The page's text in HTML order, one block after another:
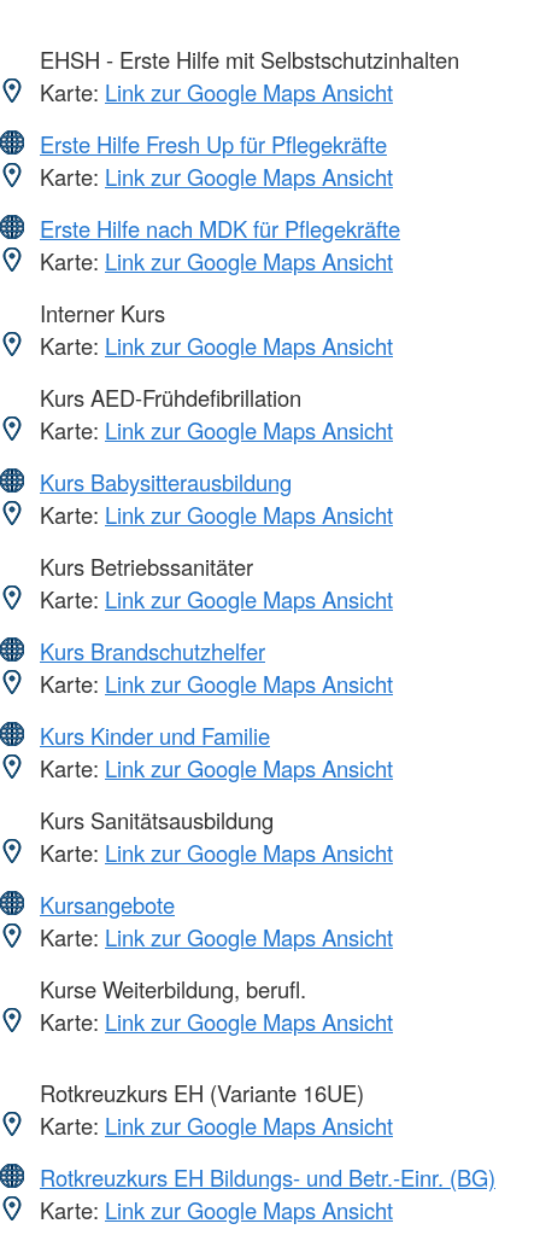
EHSH - Erste Hilfe mit Selbstschutzinhalten
Karte: Link zur Google Maps Ansicht
Erste Hilfe Fresh Up für Pflegekräfte
Karte: Link zur Google Maps Ansicht
Erste Hilfe nach MDK für Pflegekräfte
Karte: Link zur Google Maps Ansicht
Interner Kurs
Karte: Link zur Google Maps Ansicht
Kurs AED-Frühdefibrillation
Karte: Link zur Google Maps Ansicht
Kurs Babysitterausbildung
Karte: Link zur Google Maps Ansicht
Kurs Betriebssanitäter
Karte: Link zur Google Maps Ansicht
Kurs Brandschutzhelfer
Karte: Link zur Google Maps Ansicht
Kurs Kinder und Familie
Karte: Link zur Google Maps Ansicht
Kurs Sanitätsausbildung
Karte: Link zur Google Maps Ansicht
Kursangebote
Karte: Link zur Google Maps Ansicht
Kurse Weiterbildung, berufl.
Karte: Link zur Google Maps Ansicht
Rotkreuzkurs EH (Variante 16UE)
Karte: Link zur Google Maps Ansicht
Rotkreuzkurs EH Bildungs- und Betr.-Einr. (BG)
Karte: Link zur Google Maps Ansicht